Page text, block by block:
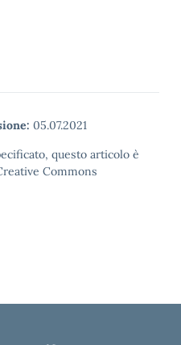
05.07.2021
questo articolo è
Commons